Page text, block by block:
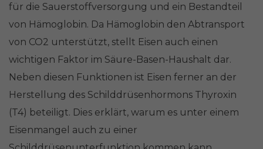
für die Sauerstoffversorgung und ein Bestandteil
von Hämoglobin. Da Hämoglobin den Abtransport
von CO2 unterstützt, stellt Eisen auch einen
wichtigen Faktor im Säure-Basen-Haushalt dar.
Neben diesen Funktionen ist Eisen ferner an der
Herstellung des Schilddrüsenhormons Thyroxin
(T4) beteiligt. Dies erklärt, warum es unter einem
Eisenmangel auch zu einer